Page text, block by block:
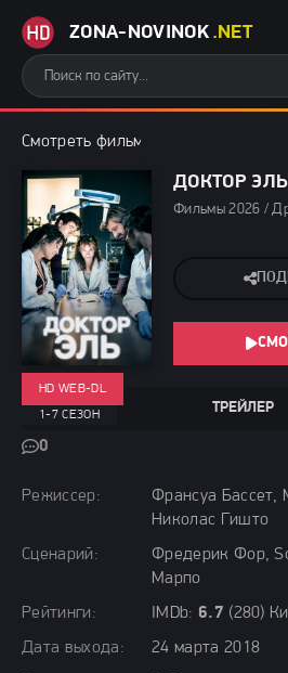
ZONA-NOVINOK .NET
Смотреть фильмы бесплатно
ДОКТОР
Фильмы 2026 /
Режиссер:
Франсуа Бассет,
Николас Гишто
Сценарий:
Фредерик Фор,
Марпо
Рейтинги:
IMDb: 6.7 (280)
Дата выхода:
24 марта 2018
ТРЕЙЛЕР
0
HD WEB-DL
1-7 СЕЗОН